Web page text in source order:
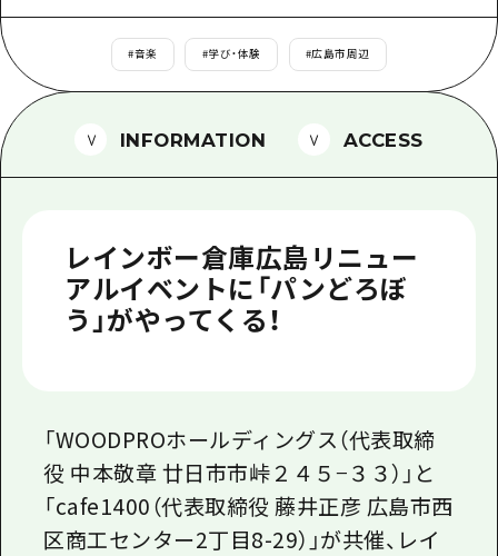
1泊2日
2泊3日
広島県を訪れる外国人旅行者向け情報一
ボランティアガイド
ユニバーサルツーリズム
よくあるご質問
メディア掲載情報
#音楽 #学び・体験 #広島市周辺
INFORMATION ACCESS
レインボー倉庫広島リニュー
アルイベントに「パンどろぼ
う」がやってくる！
「WOODPROホールディングス（代表取締
役 中本敬章 廿日市市峠２４５−３３）」と
「cafe1400（代表取締役 藤井正彦 広島市西
区商工センター2丁目8-29）」が共催、レイ